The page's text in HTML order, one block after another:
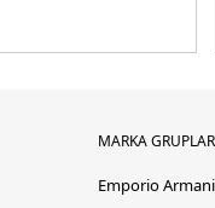
MARKA
Emporio Armani